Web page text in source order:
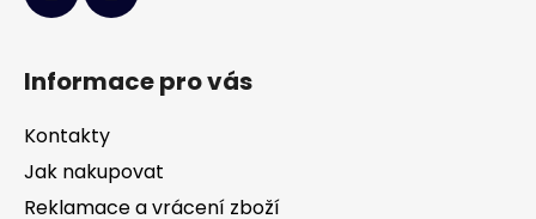
Informace pro vás
Kontakty
Jak nakupovat
Reklamace a vrácení zboží